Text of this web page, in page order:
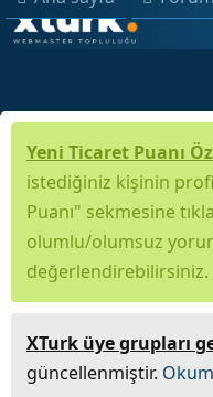
Yeni Ticaret Puanı
istediğiniz kişinin
Puanı" sekmesine
olumlu/olumsuz
değerlendirebilirsiniz.
XTurk üye grupları
güncellenmiştir.